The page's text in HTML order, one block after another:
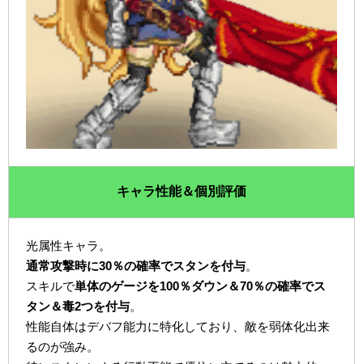
キャラ性能＆個別評価
光属性キャラ。
通常攻撃時に30％の確率でスタンを付与。
スキルで単体のゲージを100％ダウン＆70％の確率でス
タン＆毒2つを付与。
性能自体はデバフ能力に特化しており、敵を弱体化出来
るのが強み。